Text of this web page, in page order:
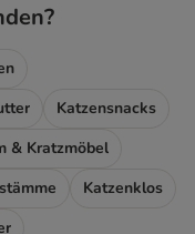
Katzensnacks
& Kratzmöbel
Katzenklos